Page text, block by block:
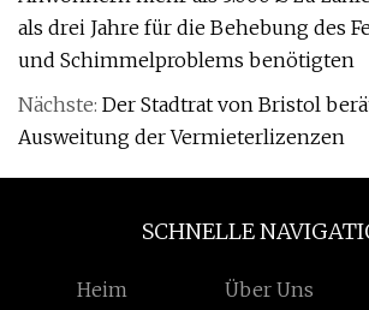
als drei Jahre für die Behebung des
und Schimmelproblems benötigten
Nächste: Der Stadtrat von Bristol
Ausweitung der Vermieterlizenzen
SCHNELLE
Heim Über Uns